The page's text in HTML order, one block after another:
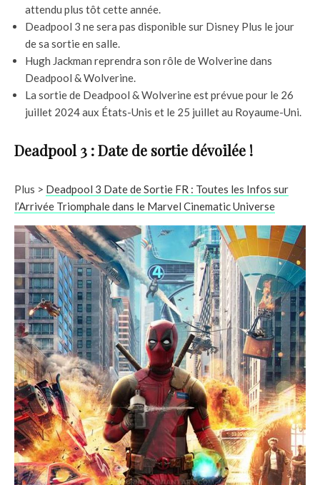
attendu plus tôt cette année.
Deadpool 3 ne sera pas disponible sur Disney Plus le jour
de sa sortie en salle.
Hugh Jackman reprendra son rôle de Wolverine dans
Deadpool & Wolverine.
La sortie de Deadpool & Wolverine est prévue pour le 26
juillet 2024 aux États-Unis et le 25 juillet au Royaume-Uni.
Deadpool 3 : Date de sortie dévoilée !
Plus > Deadpool 3 Date de Sortie FR : Toutes les Infos sur
l’Arrivée Triomphale dans le Marvel Cinematic Universe